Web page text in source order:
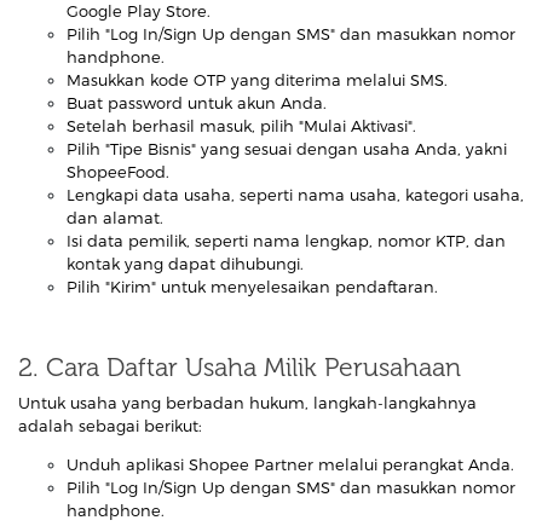
Google Play Store.
Pilih "Log In/Sign Up dengan SMS" dan masukkan nomor
handphone.
Masukkan kode OTP yang diterima melalui SMS.
Buat password untuk akun Anda.
Setelah berhasil masuk, pilih "Mulai Aktivasi".
Pilih "Tipe Bisnis" yang sesuai dengan usaha Anda, yakni
ShopeeFood.
Lengkapi data usaha, seperti nama usaha, kategori usaha,
dan alamat.
Isi data pemilik, seperti nama lengkap, nomor KTP, dan
kontak yang dapat dihubungi.
Pilih "Kirim" untuk menyelesaikan pendaftaran.
2. Cara Daftar Usaha Milik Perusahaan
Untuk usaha yang berbadan hukum, langkah-langkahnya
adalah sebagai berikut:
Unduh aplikasi Shopee Partner melalui perangkat Anda.
Pilih "Log In/Sign Up dengan SMS" dan masukkan nomor
handphone.